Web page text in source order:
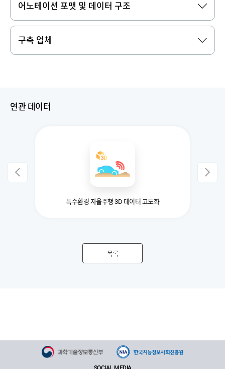
어노테이션 포맷 및 데이터 구조
구축 업체
연관 데이터
특수환경 자율주행 3D 데이터 고도화
목록